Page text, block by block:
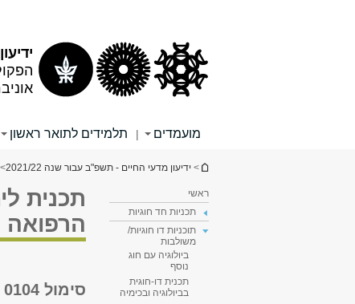
ידיעון 2021/22
מועמדים | תלמידים לתואר ראשון
הינך נמצא כאן
> ידיעון מדעי החיים - תשפ"ב עבור שנה 2021/22 >
ראשי
תכניות חד חוגיות
תוכניות דו חוגיות/
משולבות
ביולוגיה עם חוג
נוסף
תכנית דו-חוגית
בביולוגיה ובכימיה
תכנית
הרפואה
סימול 0104